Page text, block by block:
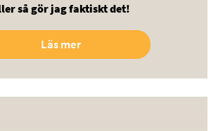
så gör jag faktiskt det!
Läs mer